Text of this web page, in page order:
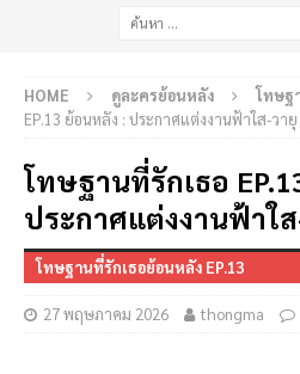
HOME ดูละครย้อนหลัง โทษฐ
EP.13 ย้อนหลัง : ประกาศแต่งงานฟ้าใส-วายุ
โทษฐานที่รักเธอ
ประกาศแต่งงานฟ้าใ
โทษฐานที่รักเธอย้อนหลัง EP.13
27 พฤษภาคม 2026 thongma